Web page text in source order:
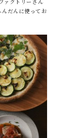
だんに使ってお